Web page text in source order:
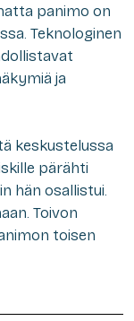
panimo on
Teknologinen
ja
keskustelussa
pärähti
hän osallistui.
Toivon
toisen